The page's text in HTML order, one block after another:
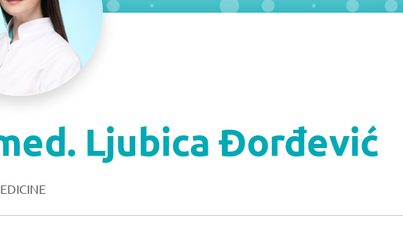
Ljubica Đorđević